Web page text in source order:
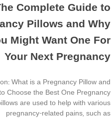
Complete Guide to
Pillows and Why
Might Want One For
Your Next Pregnancy
What is a Pregnancy Pillow and
Choose the Best One Pregnancy
are used to help with various
pregnancy-related pains, such as